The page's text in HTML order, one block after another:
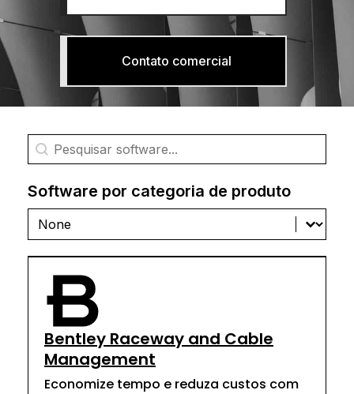
Contato comercial
Pesquisa de software
Pesquisar conteúdo
Software por categoria de produto
Software por categoria de produto
Software por categoria de produto
Bentley Raceway and Cable
Management
Economize tempo e reduza custos com